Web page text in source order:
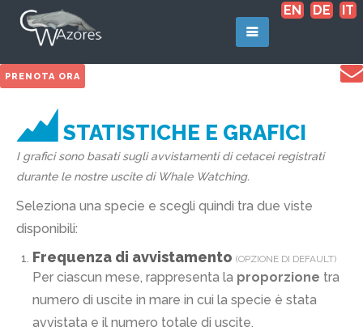
EN DE IT
PRENOTA ORA
STATISTICHE E GRAFICI
I grafici sono basati sugli avvistamenti di cetacei registrati
durante le nostre uscite di Whale Watching.
Seleziona una specie e scegli quindi tra due viste
disponibili:
Frequenza di avvistamento (OPZIONE DI DEFAULT)
Per ciascun mese, rappresenta la proporzione tra
numero di uscite in mare in cui la specie è stata
avvistata e il numero totale di uscite.